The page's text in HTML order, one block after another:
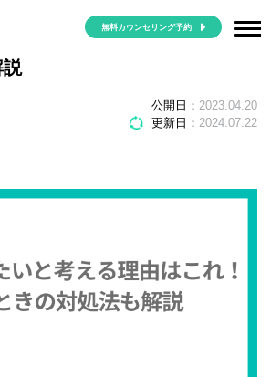
無料カウンセリング予約
考える理由はこれ！そのと
説
公開日： 2023.04.20
更新日： 2024.07.22